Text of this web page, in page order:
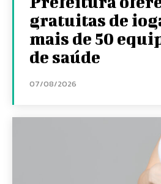
gratuitas de
mais de 50
de saúde
07/08/2026